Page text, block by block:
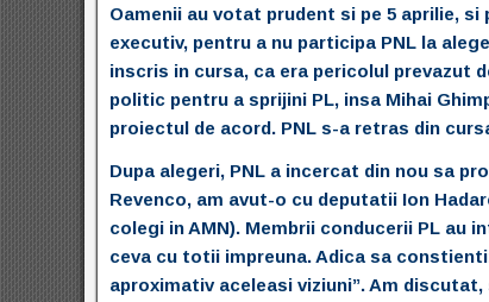
Oamenii au votat prudent si pe 5 aprilie, si
executiv, pentru a nu participa PNL la
inscris in cursa, ca era pericolul prevazut
politic pentru a sprijini PL, insa Mihai
proiectul de acord. PNL s-a retras din
Dupa alegeri, PNL a incercat din nou sa
Revenco, am avut-o cu deputatii Ion
colegi in AMN). Membrii conducerii PL au
ceva cu totii impreuna. Adica sa
aproximativ aceleasi viziuni”. Am